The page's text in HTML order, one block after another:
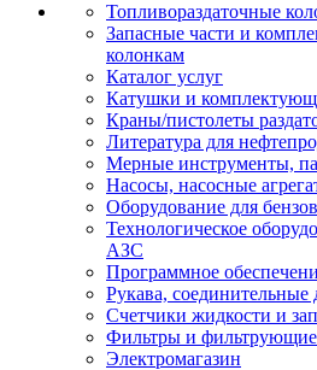
Топливораздаточные
Запасные части и
колонкам
Каталог услуг
Катушки и
Краны/пистолеты
Литература для
Мерные инструменты,
Насосы, насосные
Оборудование для
Технологическое
АЗС
Программное
Рукава,
Счетчики жидкости и
Фильтры и
Электромагазин